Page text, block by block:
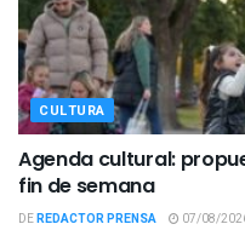
CULTURA
Agenda cultural:
fin de semana
DEREDACTOR PRENSA 07/08/